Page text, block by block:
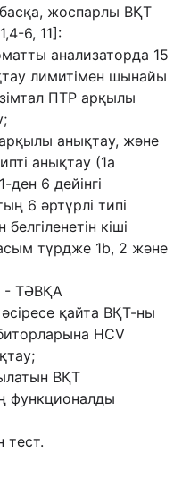
жоспарлы ВҚТ
6, 11]:
анализаторда 15
лимитімен шынайы
ПТР арқылы
анықтау, және
анықтау (1a
ден 6 дейінгі
6 әртүрлі типі
кіші
түрдже 1b, 2 және
ТӘВҚА
қайта ВҚТ-ны
HCV
ВҚТ
функционалды